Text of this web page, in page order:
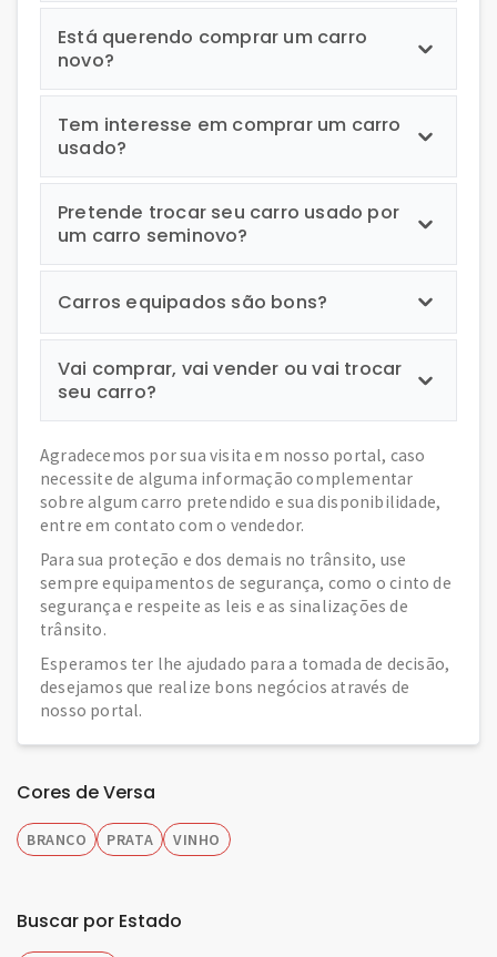
Está querendo comprar um carro
novo?
Tem interesse em comprar um carro
usado?
Pretende trocar seu carro usado por
um carro seminovo?
Carros equipados são bons?
Vai comprar, vai vender ou vai trocar
seu carro?
Agradecemos por sua visita em nosso portal, caso
necessite de alguma informação complementar
sobre algum carro pretendido e sua disponibilidade,
entre em contato com o vendedor.
Para sua proteção e dos demais no trânsito, use
sempre equipamentos de segurança, como o cinto de
segurança e respeite as leis e as sinalizações de
trânsito.
Esperamos ter lhe ajudado para a tomada de decisão,
desejamos que realize bons negócios através de
nosso portal.
Cores de Versa
BRANCO PRATA VINHO
Buscar por Estado